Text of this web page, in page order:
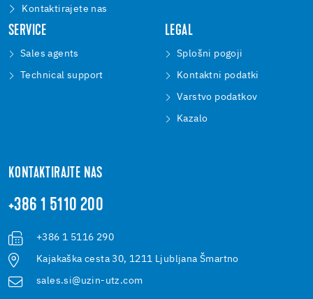
Kontaktirajete nas
SERVICE
Sales agents
Technical support
LEGAL
Splošni pogoji
Kontaktni podatki
Varstvo podatkov
Kazalo
KONTAKTIRAJTE NAS
+386 1 5110 200
+386 1 5116 290
Kajakaška cesta 30, 1211 Ljubljana Šmartno
sales.si@uzin-utz.com